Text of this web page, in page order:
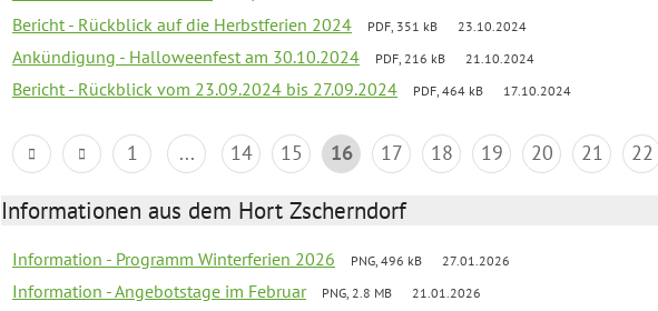
Bericht - Rückblick auf die Herbstferien 2024 PDF, 351 kB 23.10.2024
Ankündigung - Halloweenfest am 30.10.2024 PDF, 216 kB 21.10.2024
Bericht - Rückblick vom 23.09.2024 bis 27.09.2024 PDF, 464 kB 17.10.2024
1 ... 14 15 16 17 18 19 20 21 22
Informationen aus dem Hort Zscherndorf
Information - Programm Winterferien 2026 PNG, 496 kB 27.01.2026
Information - Angebotstage im Februar PNG, 2.8 MB 21.01.2026